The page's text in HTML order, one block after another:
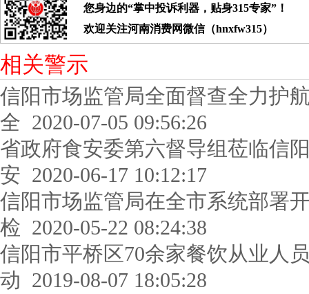
您身边的“掌中投诉利器，贴身315专家”！
欢迎关注河南消费网微信（hnxfw315）
相关警示
信阳市场监管局全面督查全力护
全 2020-07-05 09:56:26
省政府食安委第六督导组莅临信
安 2020-06-17 10:12:17
信阳市场监管局在全市系统部署
检 2020-05-22 08:24:38
信阳市平桥区70余家餐饮从业人
动 2019-08-07 18:05:28